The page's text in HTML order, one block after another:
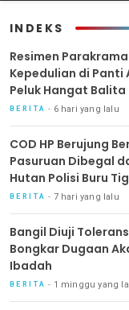
INDEKS
Resimen
Kepedulian di Panti
Peluk Hangat Balita
Dengan Hati”
BERITA 6 hari yang lalu
COD HP Berujung
Pasuruan Dibegal
Hutan Polisi Buru
BERITA 7 hari yang lalu
Bangil Diuji
Bongkar Dugaan
Ibadah
BERITA 1 minggu yang